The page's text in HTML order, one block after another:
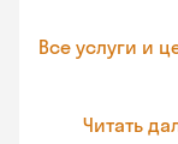
Все услуги и
Читать